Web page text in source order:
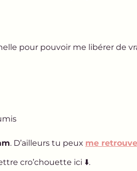
pour pouvoir me libérer de
. D’ailleurs tu peux me
cro’chouette ici ⬇️.